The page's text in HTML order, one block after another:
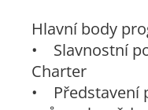
Hlavní body
• Slavnostní
Charter
• Představení